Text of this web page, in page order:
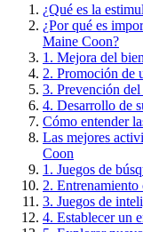
¿Qué es la
¿Por qué es
Maine Coon?
1. Mejora del
2. Promoción de
3. Prevención
4. Desarrollo de
Cómo entender
Las mejores
Coon
1. Juegos de
2.
3. Juegos de
4. Establecer un